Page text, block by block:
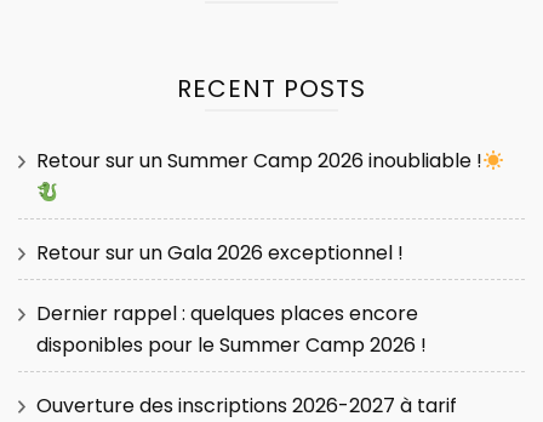
RECENT POSTS
Retour sur un Summer Camp 2026 inoubliable !
Retour sur un Gala 2026 exceptionnel !
Dernier rappel : quelques places encore
disponibles pour le Summer Camp 2026 !
Ouverture des inscriptions 2026-2027 à tarif